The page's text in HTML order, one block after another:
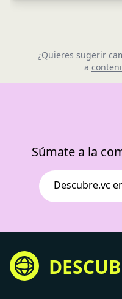
¿Quieres sugerir
a
Súmate a la
Descubre.vc